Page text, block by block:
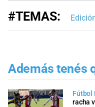
#TEMAS:
Además tenés
Fútbol
racha